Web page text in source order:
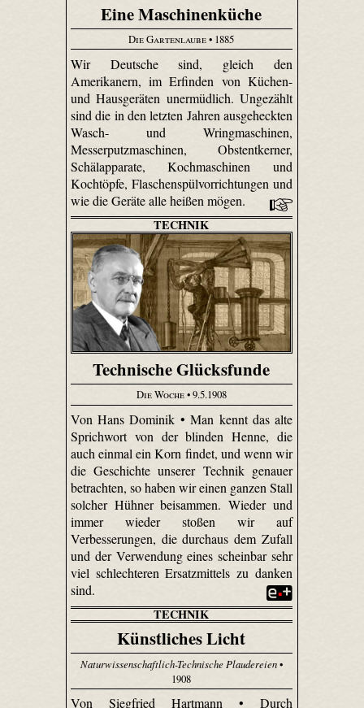
Eine Maschinenküche
Die Gartenlaube• 1885
Wir Deutsche sind, gleich den
Amerikanern, im Erfinden von Küchen-
und Hausgeräten unermüdlich. Ungezählt
sind die in den letzten Jahren ausgeheckten
Wasch- und Wringmaschinen,
Messerputzmaschinen, Obstentkerner,
Schälapparate, Kochmaschinen und
Kochtöpfe, Flaschenspülvorrichtungen und
wie die Geräte alle heißen mögen.
TECHNIK
Technische Glücksfunde
Die Woche• 9.5.1908
Von Hans Dominik • Man kennt das alte
Sprichwort von der blinden Henne, die
auch einmal ein Korn findet, und wenn wir
die Geschichte unserer Technik genauer
betrachten, so haben wir einen ganzen Stall
solcher Hühner beisammen. Wieder und
immer wieder stoßen wir auf
Verbesserungen, die durchaus dem Zufall
und der Verwendung eines scheinbar sehr
viel schlechteren Ersatzmittels zu danken
sind.
TECHNIK
Künstliches Licht
Naturwissenschaftlich-Technische Plaudereien•
1908
Von Siegfried Hartmann • Durch